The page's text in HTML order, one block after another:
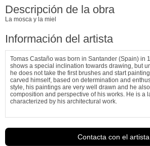
Descripción de la obra
La mosca y la miel
Información del artista
Tomas Castaño was born in Santander (Spain) in
shows a special inclination towards drawing, but
he does not take the first brushes and start
carved himself, based on determination and
style, his paintings are very well drawn and he
composition and perspective of his works. He is a
characterized by his architectural work.
His work is Ver más
Contacta con el artista